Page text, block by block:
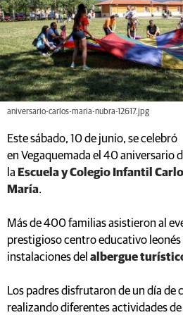
aniversario-carlos-maria-nubra-12617.jpg
Este sábado, 10 de junio, se celebró
en Vegaquemada el 40 aniversario
la Escuela y Colegio Infantil
María.
Más de 400 familias asistieron al
prestigioso centro educativo leonés
instalaciones del albergue
Los padres disfrutaron de un día de
realizando diferentes actividades